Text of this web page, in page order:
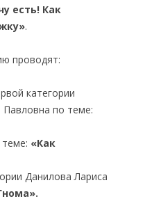
есть! Как
.
проводят:
категории
по теме:
«Как
Данилова Лариса